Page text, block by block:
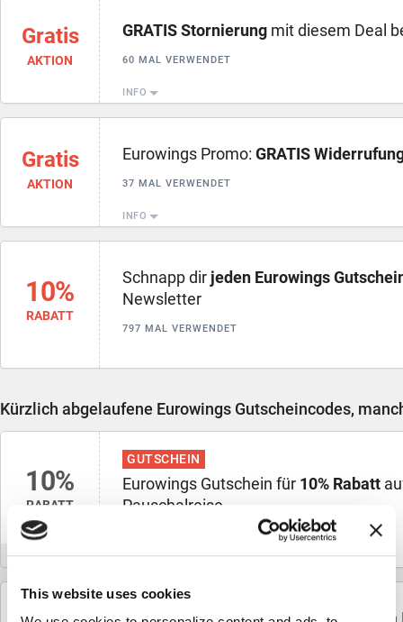
This website uses cookies
Gratis
AKTION
GRATIS Stornierung mit diesem Deal
60 MAL VERWENDET
INFO
Gratis
AKTION
Eurowings Promo: GRATIS
37 MAL VERWENDET
INFO
10%
RABATT
Schnapp dir jeden Eurowings
Newsletter
797 MAL VERWENDET
Kürzlich abgelaufene Eurowings Gutscheincodes,
10%
RABATT
ÜBERPRÜFT
Eurowings Gutschein für 10% Rabatt
Pauschalreise
GUTSCHEIN
INFO
Reise schon fürweniger als 250€